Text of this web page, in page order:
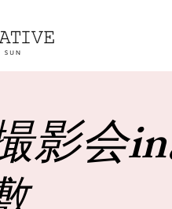
影会